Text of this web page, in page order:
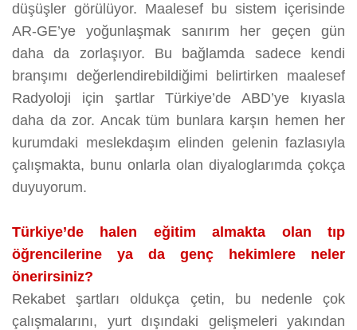
düşüşler görülüyor. Maalesef bu sistem içerisinde
AR-GE’ye yoğunlaşmak sanırım her geçen gün
daha da zorlaşıyor. Bu bağlamda sadece kendi
branşımı değerlendirebildiğimi belirtirken maalesef
Radyoloji için şartlar Türkiye’de ABD’ye kıyasla
daha da zor. Ancak tüm bunlara karşın hemen her
kurumdaki meslekdaşım elinden gelenin fazlasıyla
çalışmakta, bunu onlarla olan diyaloglarımda çokça
duyuyorum.
Türkiye’de halen eğitim almakta olan tıp
öğrencilerine ya da genç hekimlere neler
önerirsiniz?
Rekabet şartları oldukça çetin, bu nedenle çok
çalışmalarını, yurt dışındaki gelişmeleri yakından